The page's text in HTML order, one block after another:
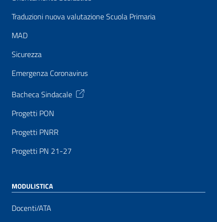
Traduzioni nuova valutazione Scuola Primaria
MAD
Sicurezza
Emergenza Coronavirus
Bacheca Sindacale
Progetti PON
Progetti PNRR
Progetti PN 21-27
MODULISTICA
Docenti/ATA